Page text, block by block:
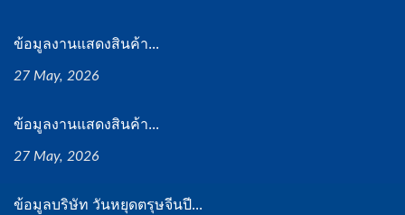
ข้อมูลงานแสดงสินค้า...
27 May, 2026
ข้อมูลงานแสดงสินค้า...
27 May, 2026
ข้อมูลบริษัท วันหยุดตรุษจีนปี...